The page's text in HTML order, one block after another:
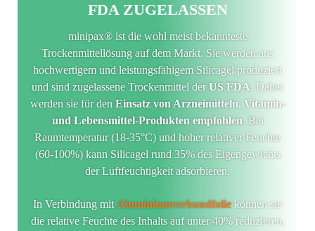
FDA ZUGELASSEN
minipax® ist die wohl meist bekannteste
Trockenmittellösung auf dem Markt. Sie werden aus
hochwertigem und leistungsfähigem Silicagel produziert
und sind zugelassene Trockenmittel der US FDA. Daher
werden sie für den Einsatz von Arzneimitteln, Vitamin-
und Lebensmittel-Produkten empfohlen. Bei
Raumtemperatur (18-35°C) und hoher relativer Feuchte
(60-100%) kann Silicagel rund 35% des Eigengewichts
der Luftfeuchtigkeit adsorbieren.
In Verbindung mitAluminiumverbundfolie können sie
die relative Feuchte des Inhalts auf unter 40% reduzieren.